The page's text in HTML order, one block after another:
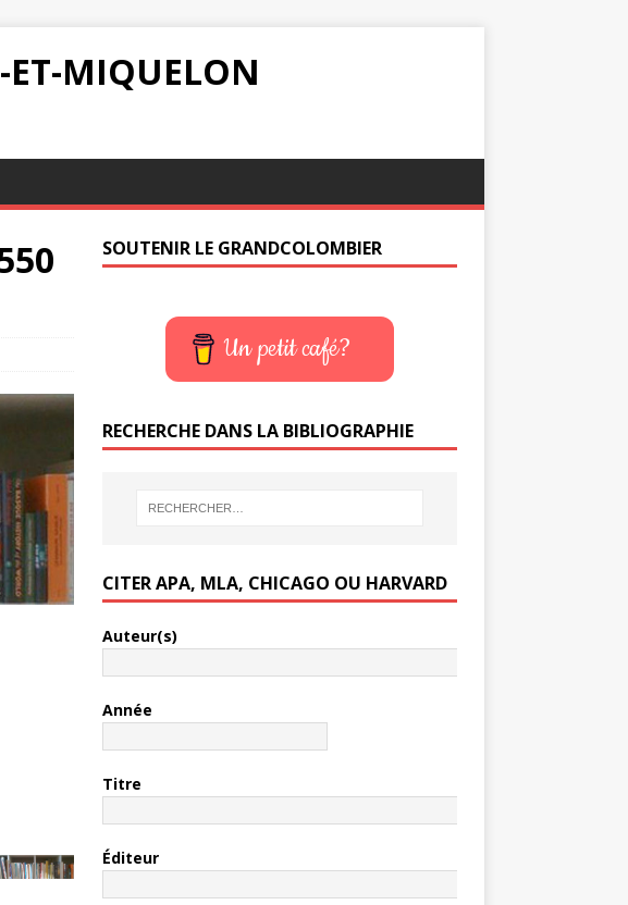
ET-MIQUELON
SOUTENIR LE GRANDCOLOMBIER
Un petit café?
RECHERCHE DANS LA BIBLIOGRAPHIE
CITER APA, MLA, CHICAGO OU HARVARD
Auteur(s)
Année
Titre
Éditeur